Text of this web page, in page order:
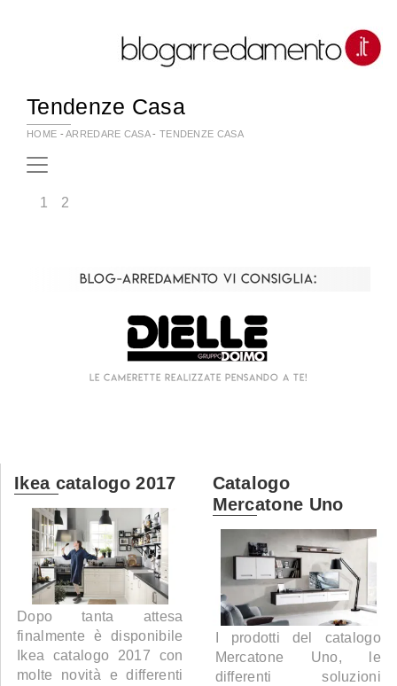
Tendenze Casa
HOME -ARREDARE CASA - TENDENZE CASA
1 2
Blog-Arredamento vi consiglia:
Ikea catalogo 2017
Dopo tanta attesa
finalmente è disponibile
Ikea catalogo 2017 con
molte novità e differenti
Catalogo
Mercatone Uno
I prodotti del catalogo
Mercatone Uno, le
differenti soluzioni